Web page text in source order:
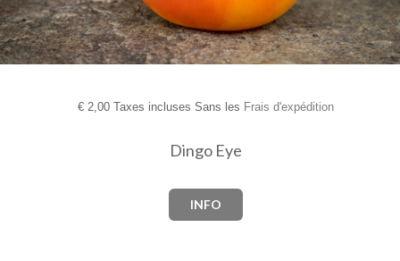
€2,00 Taxes incluses Sans les Frais d'expédition
Dingo Eye
INFO